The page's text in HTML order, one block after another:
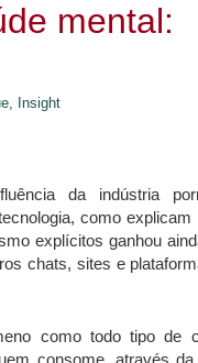
mental:
Insight
da indústria
como explicam
explícitos ganhou
chats, sites e
como todo tipo de
consome, através